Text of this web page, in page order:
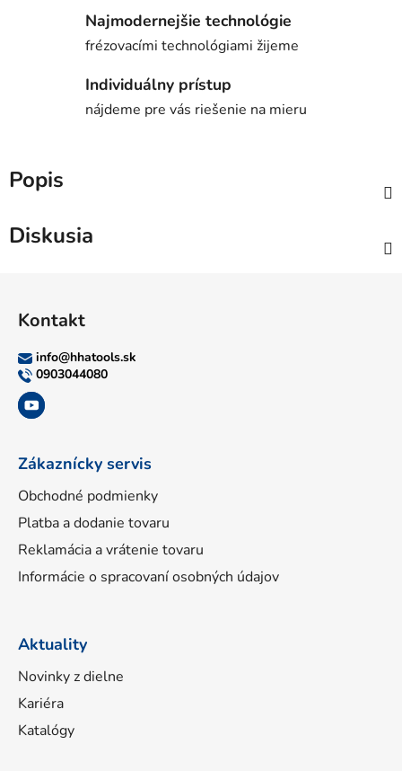
Najmodernejšie technológie
frézovacími technológiami žijeme
Individuálny prístup
nájdeme pre vás riešenie na mieru
Popis
Diskusia
Kontakt
info@hhatools.sk
0903044080
Zákaznícky servis
Obchodné podmienky
Platba a dodanie tovaru
Reklamácia a vrátenie tovaru
Informácie o spracovaní osobných údajov
Aktuality
Novinky z dielne
Kariéra
Katalógy